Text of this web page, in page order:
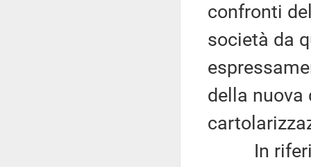
confronti
società da
della
In